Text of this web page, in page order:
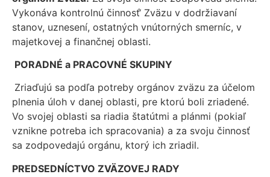
Vykonáva kontrolnú činnosť‘ Zväzu v dodržiavaní
stanov, uznesení, ostatných vnútorných smerníc, v
majetkovej a finančnej oblasti.
PORADNÉ a PRACOVNÉ SKUPINY
Zriaďujú sa podľa potreby orgánov zväzu za účelom
plnenia úloh v danej oblasti, pre ktorú boli zriadené.
Vo svojej oblasti sa riadia štatútmi a plánmi (pokiaľ
vznikne potreba ich spracovania) a za svoju činnosť
sa zodpovedajú orgánu, ktorý ich zriadil.
PREDSEDNÍCTVO ZVÄZOVEJ RADY